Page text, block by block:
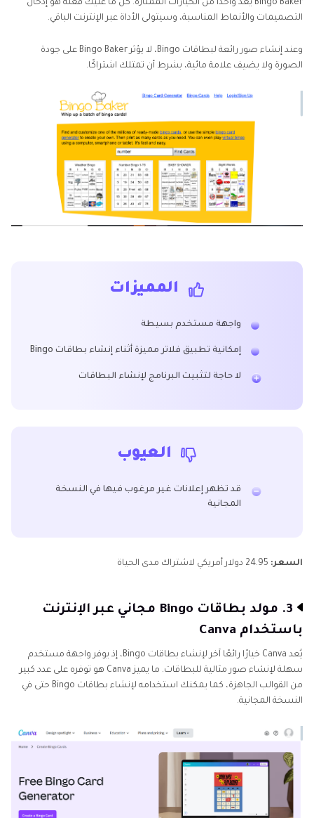
Bingo Baker يُعد واحدًا من الخيارات الممتازة. كل ما عليك فعله هو إدخال
التصميمات والأنماط المناسبة، وسيتولى الأداة عبر الإنترنت الباقي.
وعند إنشاء صور رائعة لبطاقات Bingo، لا يؤثر Bingo Baker على جودة
الصورة ولا يضيف علامة مائية، بشرط أن تمتلك اشتراكًا.
المميزات
واجهة مستخدم بسيطة
إمكانية تطبيق فلاتر مميزة أثناء إنشاء بطاقات Bingo
لا حاجة لتثبيت البرنامج لإنشاء البطاقات
العيوب
قد تظهر إعلانات غير مرغوب فيها في النسخة
المجانية
السعر:
3. مولد بطاقات Bingo مجاني عبر الإنترنت
باستخدام Canva
يُعد Canva خيارًا رائعًا آخر لإنشاء بطاقات Bingo، إذ يوفر واجهة مستخدم
سهلة لإنشاء صور مثالية للبطاقات. ما يميز Canva هو توفره على عدد كبير
من القوالب الجاهزة، كما يمكنك استخدامه لإنشاء بطاقات Bingo حتى في
النسخة المجانية.